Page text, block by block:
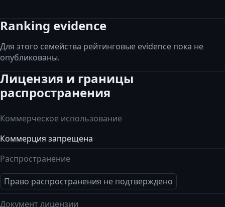
Ranking evidence
Для этого семейства рейтинговые evidence пока не
опубликованы.
Лицензия и границы
распространения
Коммерческое использование
Коммерция запрещена
Распространение
Право распространения не подтверждено
Документ лицензии